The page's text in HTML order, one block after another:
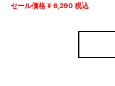
セール価格 ¥ 6,290 税込